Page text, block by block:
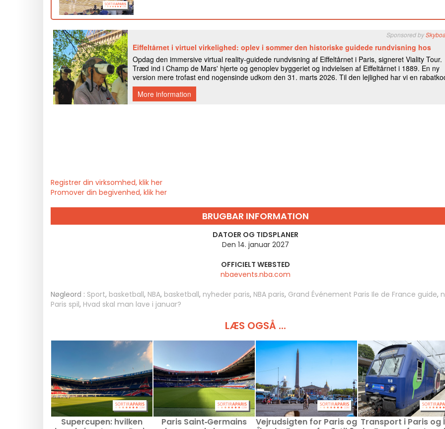
Registrer din virksomhed, klik her
Promover din begivenhed, klik her
BRUGBAR INFORMATION
DATOER OG TIDSPLANER
Den 14. januar 2027
OFFICIELT WEBSTED
nbaevents.nba.com
Nøgleord : Sport, basketball, NBA, basketball, nyheder paris, NBA paris, Grand Événement Paris Ile de France guide,
Paris spil, Hvad skal man lave i januar?
LÆS OGSÅ ...
Supercupen: hvilken
Paris Saint‑Germains
Vejrudsigten for Paris og Transport i Paris og